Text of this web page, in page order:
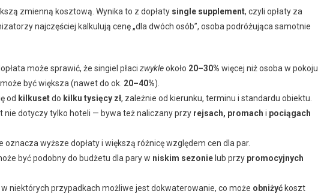
zmienną kosztową. Wynika to z dopłaty single supplement, czyli opłaty za
najczęściej kalkulują cenę „dla dwóch osób”, osoba podróżująca samotnie
może sprawić, że singiel płaci zwykleokoło 20–30% więcej niż osoba w pokoju
być większa (nawet do ok. 20–40%).
od kilkusetdo kilku tysięcy zł, zależnie od kierunku, terminu i standardu obiektu.
nie dotyczy tylko hoteli — bywa też naliczany przy rejsach, promach i pociągach
wyższe dopłaty i większą różnicę względem cen dla par.
być podobny do budżetu dla pary w niskim sezonie lub przy promocyjnych
w niektórych przypadkach możliwe jest dokwaterowanie, co może obniżyć koszt